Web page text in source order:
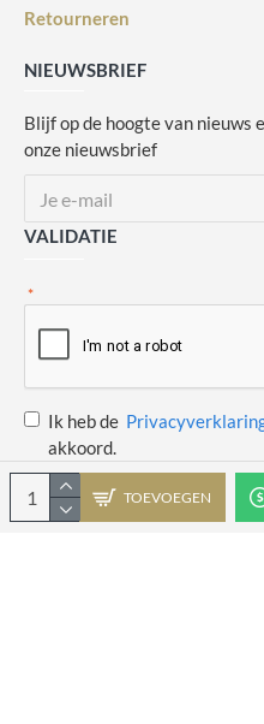
TOEVOEGEN
Retourneren
NIEUWSBRIEF
Blijf op de hoogte van nieuws
onze nieuwsbrief
VALIDATIE
Ik heb de
akkoord.